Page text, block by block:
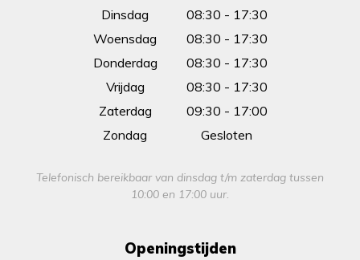
Dinsdag
Woensdag
Donderdag
Vrijdag
Zaterdag
Zondag
08:30 - 17:30
08:30 - 17:30
08:30 - 17:30
08:30 - 17:30
09:30 - 17:00
Gesloten
Telefonisch bereikbaar van dinsdag t/m zaterdag tussen
10:00 en 17:00 uur.
Openingstijden